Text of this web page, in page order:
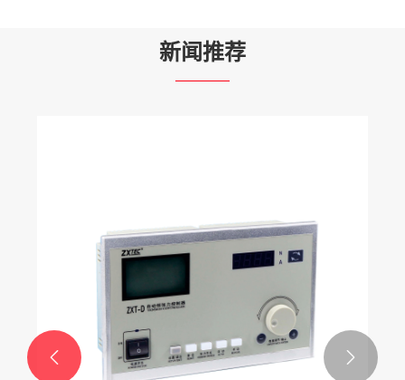
新闻推荐
 